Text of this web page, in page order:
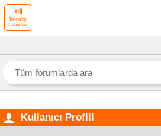
Teknoloji
Haberleri
Kullanıcı Profili